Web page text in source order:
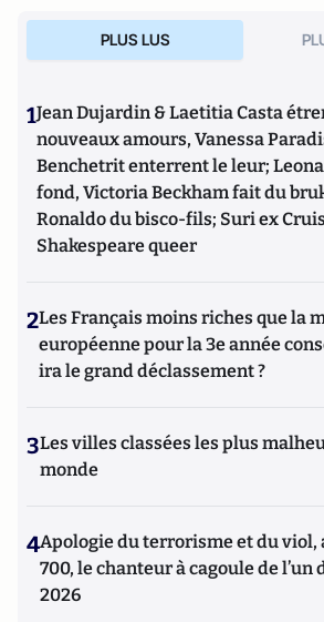
PLUS LUS
1Jean Dujardin & Laetitia Casta
nouveaux amours, Vanessa
Benchetrit enterrent le leur;
fond, Victoria Beckham fait du
Ronaldo du bisco-fils; Suri ex
Shakespeare queer
2Les Français moins riches que la
européenne pour la 3e année
ira le grand déclassement ?
3Les villes classées les plus
monde
4Apologie du terrorisme et du viol,
700, le chanteur à cagoule de l’un
2026